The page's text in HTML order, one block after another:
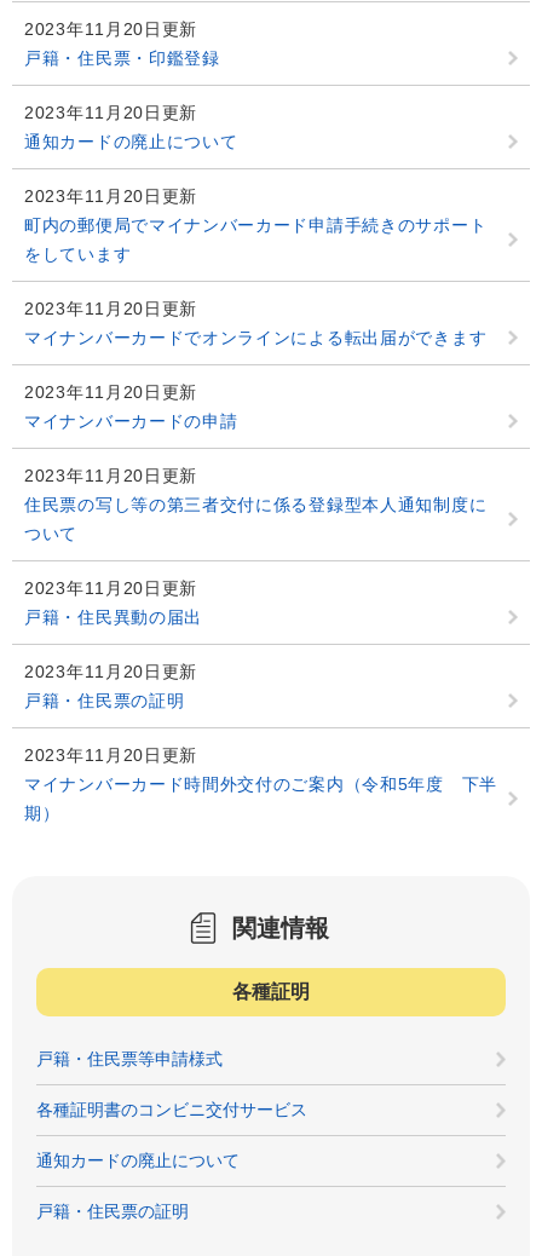
2023年11月20日更新
戸籍・住民票・印鑑登録
2023年11月20日更新
通知カードの廃止について
2023年11月20日更新
町内の郵便局でマイナンバーカード申請手続きのサポート
をしています
2023年11月20日更新
マイナンバーカードでオンラインによる転出届ができます
2023年11月20日更新
マイナンバーカードの申請
2023年11月20日更新
住民票の写し等の第三者交付に係る登録型本人通知制度に
ついて
2023年11月20日更新
戸籍・住民異動の届出
2023年11月20日更新
戸籍・住民票の証明
2023年11月20日更新
マイナンバーカード時間外交付のご案内（令和5年度 下半
期）
関連情報
各種証明
戸籍・住民票等申請様式
各種証明書のコンビニ交付サービス
通知カードの廃止について
戸籍・住民票の証明